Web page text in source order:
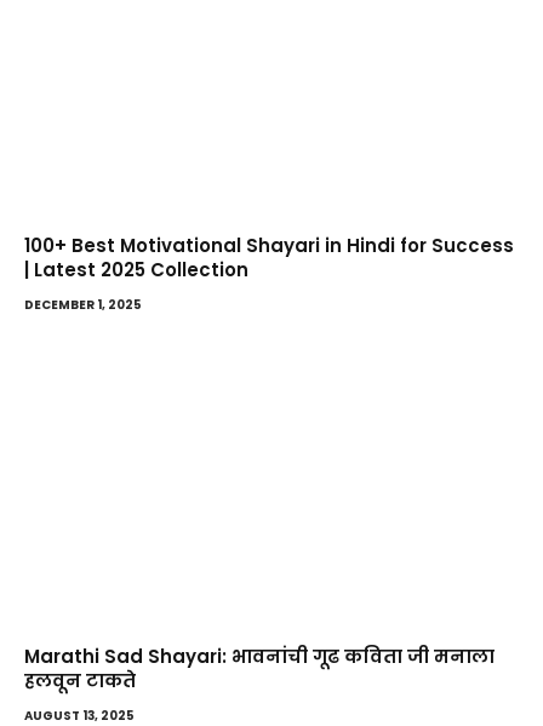
100+ Best Motivational Shayari in Hindi for Success
| Latest 2025 Collection
DECEMBER 1, 2025
Marathi Sad Shayari: भावनांची गूढ कविता जी मनाला
हलवून टाकते
AUGUST 13, 2025